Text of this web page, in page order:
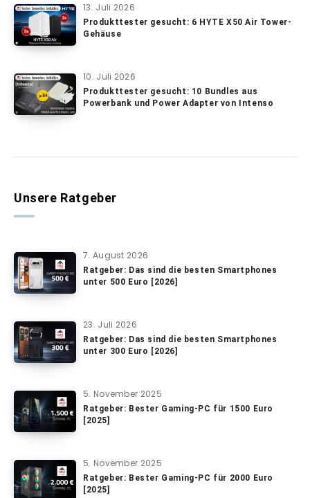
13. Juli 2026
Produkttester gesucht: 6 HYTE X50 Air Tower-
Gehäuse
10. Juli 2026
Produkttester gesucht: 10 Bundles aus
Powerbank und Power Adapter von Intenso
Unsere Ratgeber
7. August 2026
Ratgeber: Das sind die besten Smartphones
unter 500 Euro [2026]
23. Juli 2026
Ratgeber: Das sind die besten Smartphones
unter 300 Euro [2026]
5. November 2025
Ratgeber: Bester Gaming-PC für 1500 Euro
[2025]
5. November 2025
Ratgeber: Bester Gaming-PC für 2000 Euro
[2025]